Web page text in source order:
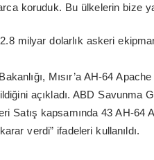
koruduk. Bu ülkelerin bize
milyar dolarlık askeri
Mısır’a AH-64
açıkladı. ABD Savunma
Satış kapsamında 43 AH-
verdi” ifadeleri kullanıldı.